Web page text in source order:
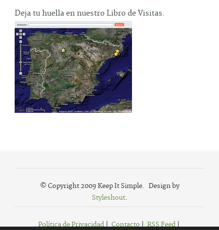
Deja tu huella en nuestro Libro de Visitas.
© Copyright 2009 Keep It Simple. Design by
Styleshout.
Política de Privacidad| Contacto| RSS Feed|